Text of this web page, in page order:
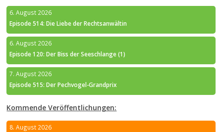
6. August 2026
Episode 514: Die Liebe der Rechtsanwältin
6. August 2026
Episode 120: Der Biss der Seeschlange (1)
7. August 2026
Episode 515: Der Pechvogel-Grandprix
Kommende Veröffentlichungen:
8. August 2026